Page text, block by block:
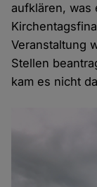
aufklären, was
Veranstaltung
Stellen
kam es nicht